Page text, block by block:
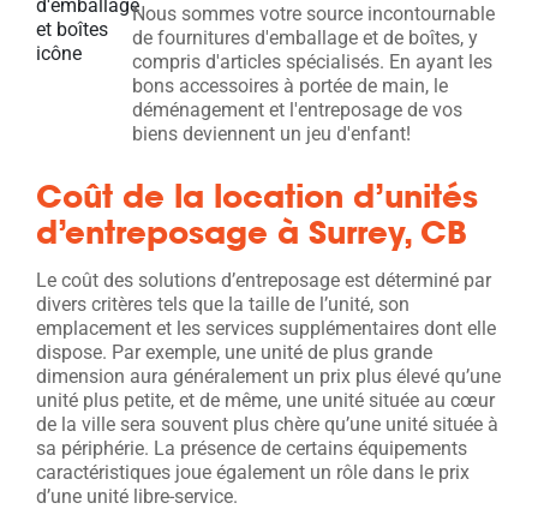
Nous sommes votre source incontournable
de fournitures d'emballage et de boîtes, y
compris d'articles spécialisés. En ayant les
bons accessoires à portée de main, le
déménagement et l'entreposage de vos
biens deviennent un jeu d'enfant!
Coût de la location d’unités
d’entreposage à Surrey, CB
Le coût des solutions d’entreposage est déterminé par
divers critères tels que la taille de l’unité, son
emplacement et les services supplémentaires dont elle
dispose. Par exemple, une unité de plus grande
dimension aura généralement un prix plus élevé qu’une
unité plus petite, et de même, une unité située au cœur
de la ville sera souvent plus chère qu’une unité située à
sa périphérie. La présence de certains équipements
caractéristiques joue également un rôle dans le prix
d’une unité libre-service.